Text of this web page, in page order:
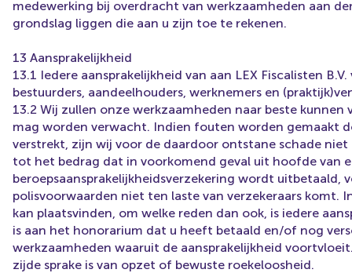
medewerking bij overdracht van werkzaamheden aan
grondslag liggen die aan u zijn toe te rekenen.
13 Aansprakelijkheid
13.1 Iedere aansprakelijkheid van aan LEX Fiscalisten
bestuurders, aandeelhouders, werknemers en
13.2 Wij zullen onze werkzaamheden naar beste
mag worden verwacht. Indien fouten worden gemaakt
verstrekt, zijn wij voor de daardoor ontstane schade niet
tot het bedrag dat in voorkomend geval uit hoofde van
beroepsaansprakelijkheidsverzekering wordt
polisvoorwaarden niet ten laste van verzekeraars komt.
kan plaatsvinden, om welke reden dan ook, is iedere
is aan het honorarium dat u heeft betaald en/of nog
werkzaamheden waaruit de aansprakelijkheid
zijde sprake is van opzet of bewuste roekeloosheid.